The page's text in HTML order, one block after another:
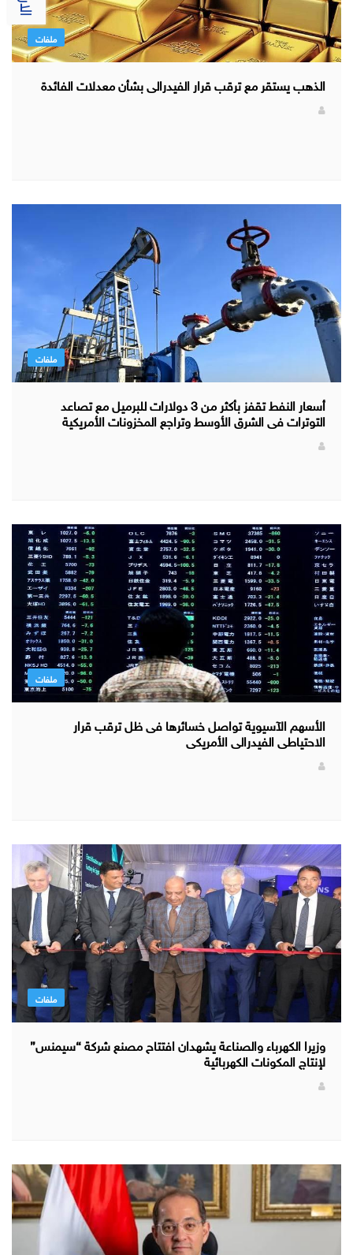
ملفات
الذهب يستقر مع ترقب قرار الفيدرالى بشأن معدلات الفائدة
ملفات
أسعار النفط تقفز بأكثر من 3 دولارات للبرميل مع تصاعد
التوترات فى الشرق الأوسط وتراجع المخزونات الأمريكية
ملفات
الأسهم الآسيوية تواصل خسائرها فى ظل ترقب قرار
الاحتياطى الفيدرالى الأمريكى
ملفات
وزيرا الكهرباء والصناعة يشهدان افتتاح مصنع شركة “سيمنس”
لإنتاج المكونات الكهربائية